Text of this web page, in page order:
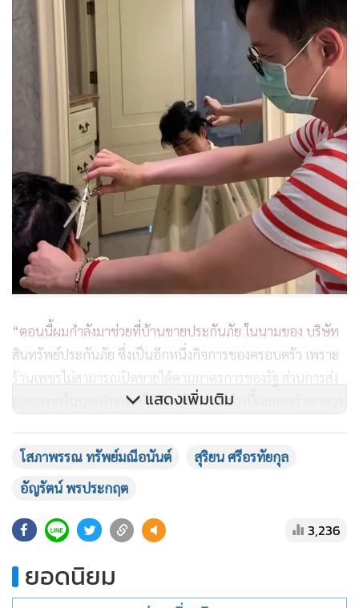
“ตอนนี้ผมกำลังมาช่วยที่บ้านขายประกันภัย ในนามของ บริษัท
สินทรัพย์ประกันภัย ซึ่งเป็นอีกหนึ่งกิจการของครอบครัว เพราะ
ร้านเพชรไม่สามารถเปิดขายได้ตามมาตรการของรัฐ ส่วนการส่ง
ออกเพชรในบางประเทศก็ชะลอตัวลง แต่ช่วงนี้ผมมองว่าเราควร
เราก็มีเวลาได้อยู่กับครอบครัวมากขึ้น โดยเฉพาะกับลูกๆ อะไรที่
ไม่เคยทำก็ได้ทำ อย่างก่อนหน้าที่ร้านตัดผมยังไม่อนุญาตให้เปิด
ลูกชายผมยาว ผมก็ต้องเป็นช่างจำเป็นตัดผมให้ลูกๆ หรือแม้แต่
การลุกมาทำงานบ้านเอง พอเราได้มาทำแล้วรู้สึกว่าจังหวะดีๆ
แบบนี้ของชีวิตแทบไม่ค่อยมีมาก่อนเลย” เดอะหนึ่งเล่าด้วยน้ำ
เสียงสดใส
แสดงเพิ่มเติม
โสภาพรรณ ทรัพย์มณีอนันต์
สุริยน ศรีอรทัยกุล
อัญรัตน์ พรประกฤต
3,236
ยอดนิยม